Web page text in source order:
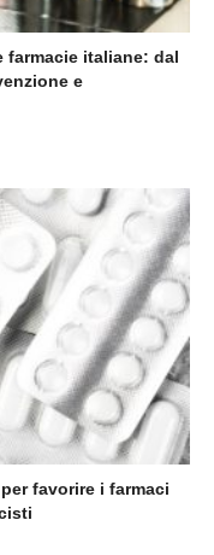
farmacie italiane: dal
e
favorire i farmaci